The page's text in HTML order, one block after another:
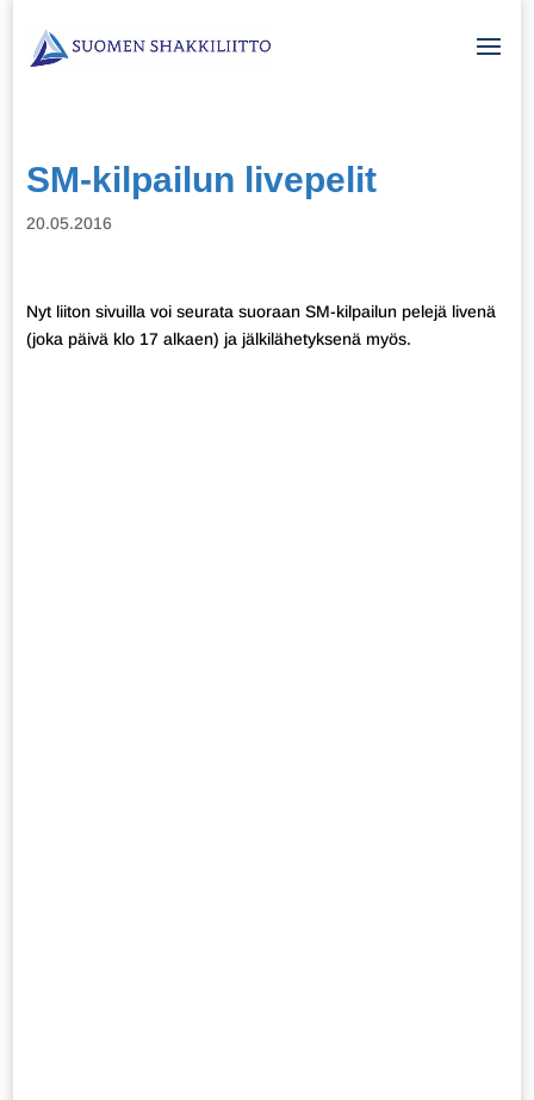
SM-kilpailun livepelit
20.05.2016
Nyt liiton sivuilla voi seurata suoraan SM-kilpailun pelejä livenä
(joka päivä klo 17 alkaen) ja jälkilähetyksenä myös.